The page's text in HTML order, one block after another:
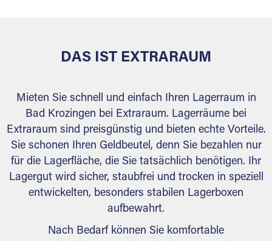
DAS IST EXTRARAUM
Mieten Sie schnell und einfach Ihren Lagerraum in
Bad Krozingen bei Extraraum. Lagerräume bei
Extraraum sind preisgünstig und bieten echte Vorteile.
Sie schonen Ihren Geldbeutel, denn Sie bezahlen nur
für die Lagerfläche, die Sie tatsächlich benötigen. Ihr
Lagergut wird sicher, staubfrei und trocken in speziell
entwickelten, besonders stabilen Lagerboxen
aufbewahrt.
Nach Bedarf können Sie komfortable